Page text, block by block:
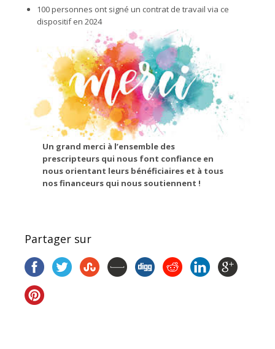
100 personnes ont signé un contrat de travail via ce
dispositif en 2024
Un grand merci à l’ensemble des
prescripteurs qui nous font confiance en
nous orientant leurs bénéficiaires et à tous
nos financeurs qui nous soutiennent !
Partager sur